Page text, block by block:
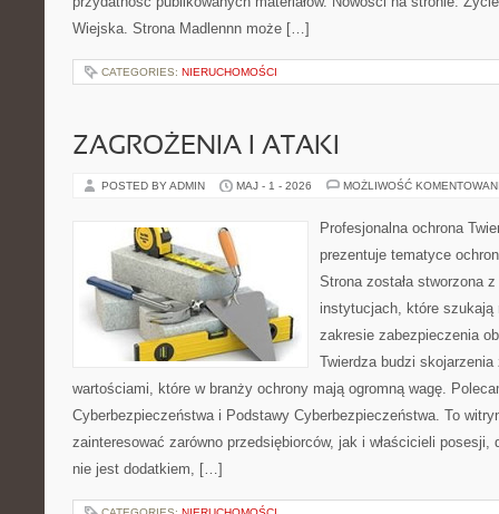
Wiejska. Strona Madlennn może […]
CATEGORIES: NIERUCHOMOŚCI
ZAGROŻENIA I ATAKI
POSTED BY ADMIN MAJ - 1 - 2026 MOŻLIWOŚĆ
Profesjonalna ochrona
prezentuje tematyce
Strona została stworzona
instytucjach, które szukają
zakresie zabezpieczenia
Twierdza budzi
wartościami, które w branży ochrony mają ogromną wagę.
Cyberbezpieczeństwa i Podstawy Cyberbezpieczeństwa. To
zainteresować zarówno przedsiębiorców, jak i właścicieli
nie jest dodatkiem, […]